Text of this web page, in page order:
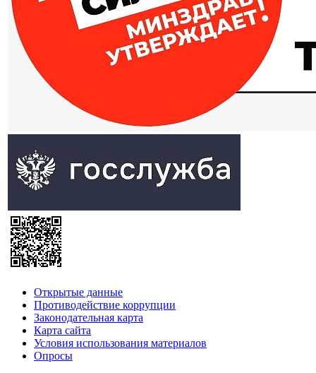
Открытые данные
Противодействие коррупции
Законодательная карта
Карта сайта
Условия использования материалов
Опросы